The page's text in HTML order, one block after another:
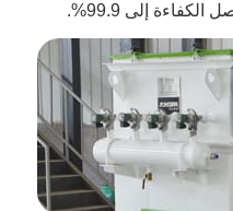
إلى 99.9%.